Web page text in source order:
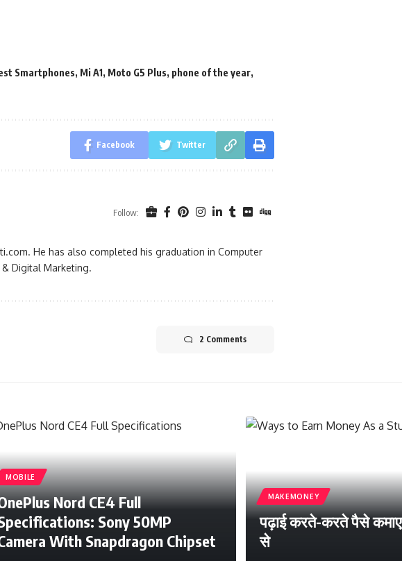
Smartphones, Mi A1, Moto G5 Plus, phone of the year,
Facebook Twitter
Follow:
He has also completed his graduation in Computer
Digital Marketing.
2 Comments
MOBILE
Nord CE4 Full
Sony 50MP
With Snapdragon Chipset
MAKEMONEY
पढ़ाई करते-करते पैसे कमाए
से